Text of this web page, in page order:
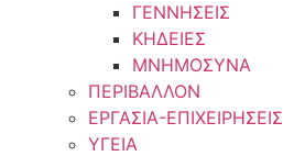
ΓΕΝΝΗΣΕΙΣ
ΚΗΔΕΙΕΣ
ΜΝΗΜΟΣΥΝΑ
ΠΕΡΙΒΑΛΛΟΝ
ΕΡΓΑΣΙΑ-ΕΠΙΧΕΙΡΗΣΕΙΣ
ΥΓΕΙΑ